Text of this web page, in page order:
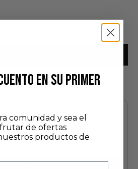
de afeitar
Añadir
EN SU PRIMER
comunidad y sea el
de ofertas
productos de